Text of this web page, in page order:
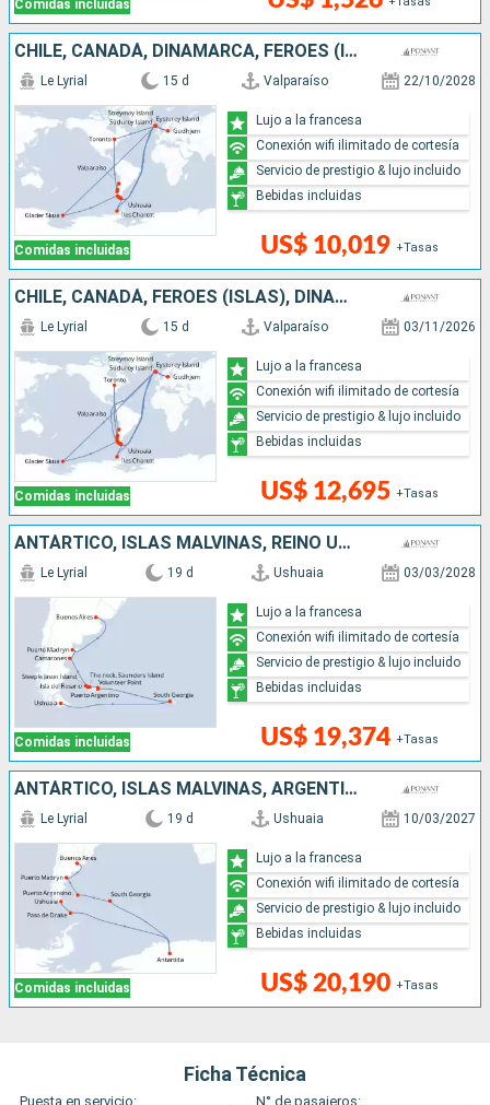
Comidas incluidas
CHILE, CANADÁ, DINAMARCA, FÉROES (ISLAS), ANTÁRTICO, ARGENTINA
Comidas incluidas
Le Lyrial 15 d Valparaíso 22/10/2028
US$ 10,019 +Tasas
Lujo a la francesa
Conexión wifi ilimitado de cortesía
Servicio de prestigio & lujo incluido
Bebidas incluidas
CHILE, CANADÁ, FÉROES (ISLAS), DINAMARCA, ANTÁRTICO, ARGENTINA
Comidas incluidas
Le Lyrial 15 d Valparaíso 03/11/2026
US$ 12,695 +Tasas
Lujo a la francesa
Conexión wifi ilimitado de cortesía
Servicio de prestigio & lujo incluido
Bebidas incluidas
ANTÁRTICO, ISLAS MALVINAS, REINO UNIDO, ARGENTINA
Comidas incluidas
Le Lyrial 19 d Ushuaia 03/03/2028
US$ 19,374 +Tasas
Lujo a la francesa
Conexión wifi ilimitado de cortesía
Servicio de prestigio & lujo incluido
Bebidas incluidas
ANTÁRTICO, ISLAS MALVINAS, ARGENTINA
Comidas incluidas
Le Lyrial 19 d Ushuaia 10/03/2027
US$ 20,190 +Tasas
Lujo a la francesa
Conexión wifi ilimitado de cortesía
Servicio de prestigio & lujo incluido
Bebidas incluidas
Ficha Técnica
Puesta en servicio:
N° de pasajeros: